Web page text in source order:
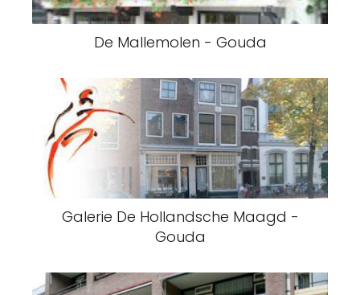
De Mallemolen - Gouda
Galerie De Hollandsche Maagd -
Gouda